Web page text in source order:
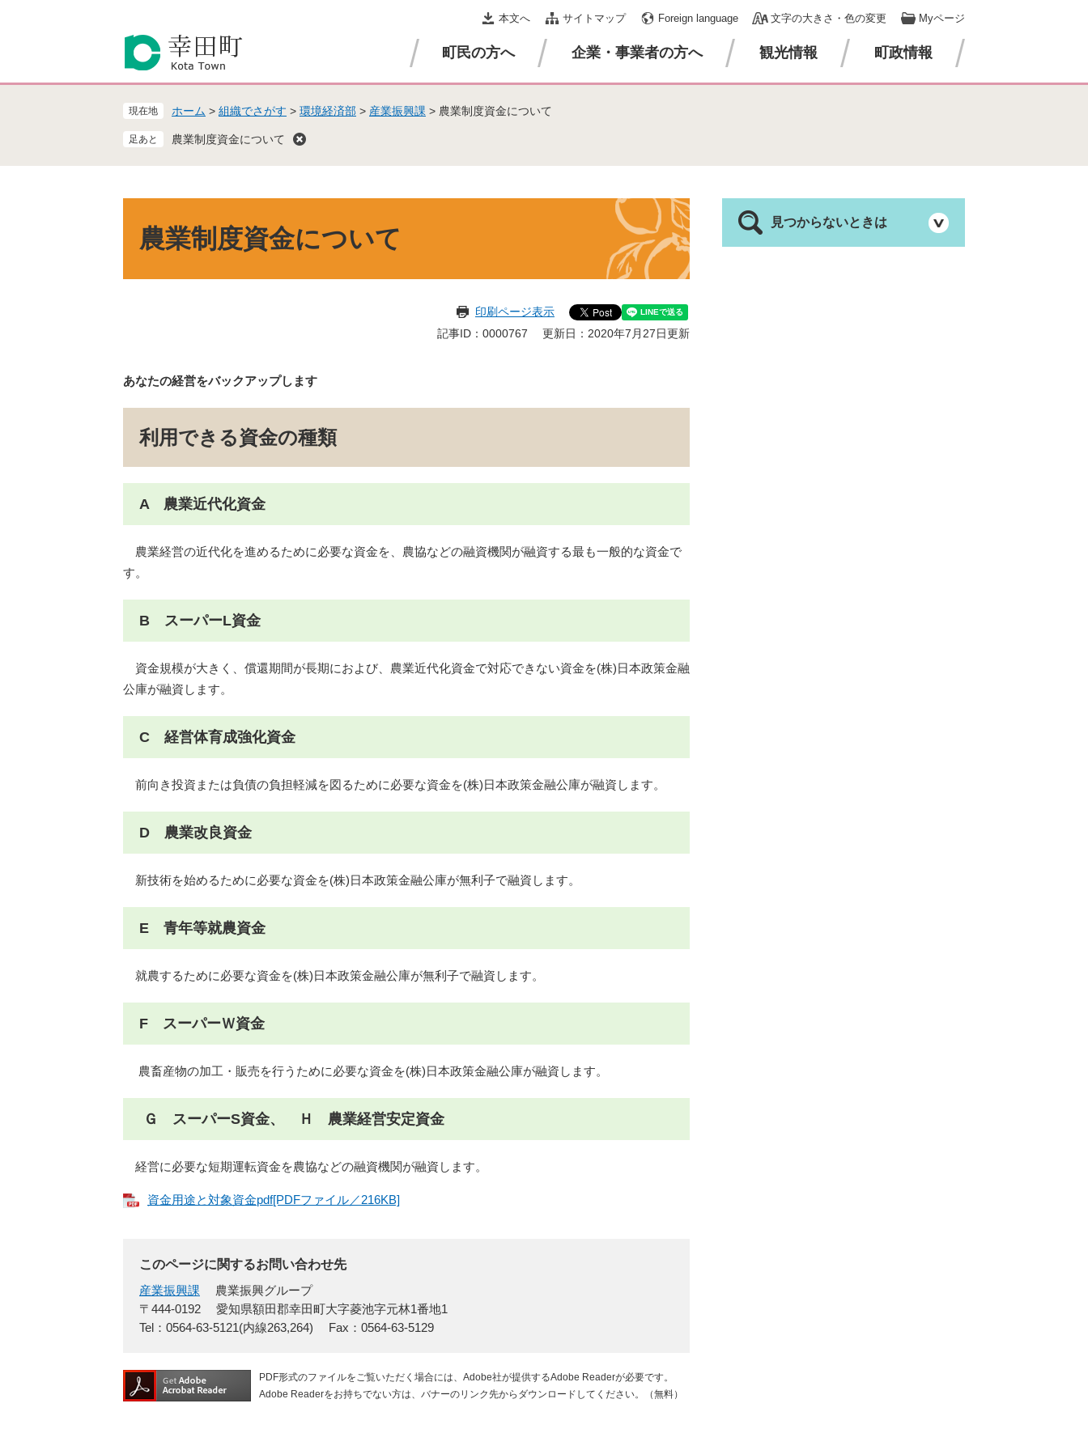
先
を
本
本文へ サイトマップ Foreign language 文字の大きさ・色の変更 Myページ
町民の方へ 企業・事業者の方へ 観光情報 町政情報
現在地 ホーム > 組織でさがす > 環境経済部 > 産業振興課 > 農業制度資金について
農業制度資金について
農業制度資金について
印刷ページ表示
記事ID：0000767
更新日：2020年7月27日更新
あなたの経営をバックアップします
利用できる資金の種類
A 農業近代化資金
農業経営の近代化を進めるために必要な資金を、農協などの融資機関が融資する最も一般的な資金で
す。
B スーパーL資金
資金規模が大きく、償還期間が長期におよび、農業近代化資金で対応できない資金を(株)日本政策金融
公庫が融資します。
C 経営体育成強化資金
前向き投資または負債の負担軽減を図るために必要な資金を(株)日本政策金融公庫が融資します。
D 農業改良資金
新技術を始めるために必要な資金を(株)日本政策金融公庫が無利子で融資します。
E 青年等就農資金
就農するために必要な資金を(株)日本政策金融公庫が無利子で融資します。
F スーパーＷ資金
農畜産物の加工・販売を行うために必要な資金を(株)日本政策金融公庫が融資します。
Ｇ スーパーS資金、 Ｈ 農業経営安定資金
経営に必要な短期運転資金を農協などの融資機関が融資します。
資金用途と対象資金pdf[PDFファイル／216KB]
このページに関するお問い合わせ先
産業振興課
農業振興グループ
〒444-0192
愛知県額田郡幸田町大字菱池字元林1番地1
Tel：0564-63-5121(内線263,264)
Fax：0564-63-5129
PDF形式のファイルをご覧いただく場合には、Adobe社が提供するAdobe Readerが必要です。
Adobe Readerをお持ちでない方は、バナーのリンク先からダウンロードしてください。（無料）
見つからないときは